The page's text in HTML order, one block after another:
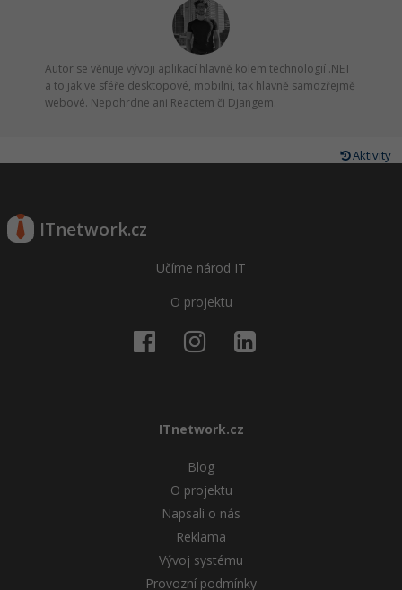
Autor se věnuje vývoji aplikací hlavně kolem technologií .NET
a to jak ve sféře desktopové, mobilní, tak hlavně samozřejmě
webové. Nepohrdne ani Reactem či Djangem.
Aktivity
ITnetwork.cz
Učíme národ IT
O projektu
ITnetwork.cz
Blog
O projektu
Napsali o nás
Reklama
Vývoj systému
Provozní podmínky